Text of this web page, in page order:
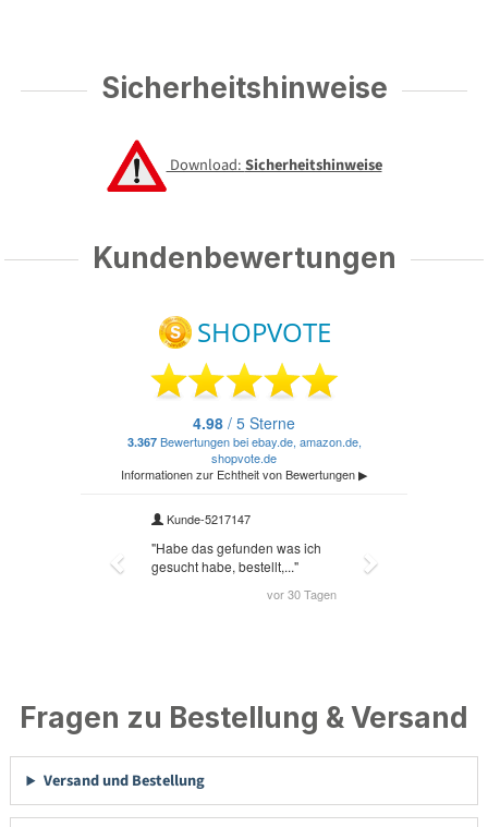
Sicherheitshinweise
Download:Sicherheitshinweise
Kundenbewertungen
Fragen zu Bestellung & Versand
Versand und Bestellung